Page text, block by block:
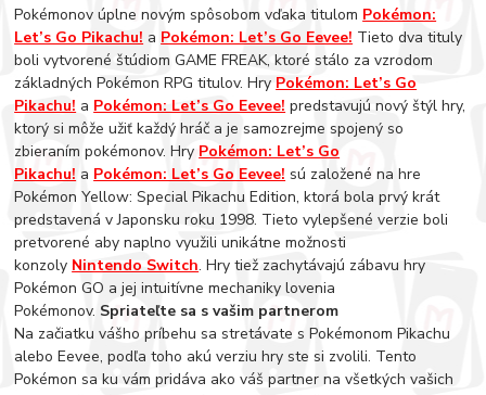
Pokémonov úplne novým spôsobom vďaka titulom Pokémon:
Let’s Go Pikachu! a Pokémon: Let’s Go Eevee! Tieto dva tituly
boli vytvorené štúdiom GAME FREAK, ktoré stálo za vzrodom
základných Pokémon RPG titulov. Hry Pokémon: Let’s Go
Pikachu! a Pokémon: Let’s Go Eevee! predstavujú nový štýl hry,
ktorý si môže užiť každý hráč a je samozrejme spojený so
zbieraním pokémonov. Hry Pokémon: Let’s Go
Pikachu! a Pokémon: Let’s Go Eevee! sú založené na hre
Pokémon Yellow: Special Pikachu Edition, ktorá bola prvý krát
predstavená v Japonsku roku 1998. Tieto vylepšené verzie boli
pretvorené aby naplno využili unikátne možnosti
konzoly Nintendo Switch. Hry tiež zachytávajú zábavu hry
Pokémon GO a jej intuitívne mechaniky lovenia
Pokémonov. Spriateľte sa s vašim partnerom
Na začiatku vášho príbehu sa stretávate s Pokémonom Pikachu
alebo Eevee, podľa toho akú verziu hry ste si zvolili. Tento
Pokémon sa ku vám pridáva ako váš partner na všetkých vašich